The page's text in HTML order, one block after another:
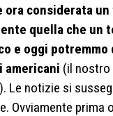
ora considerata
quella che un
e oggi
americani (il nostro
Le notizie si
Ovviamente prima